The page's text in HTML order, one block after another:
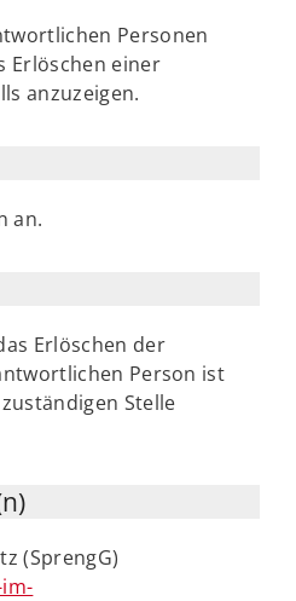
Personen
Erlöschen einer
anzuzeigen.
an.
Erlöschen der
Person ist
Stelle
(SprengG)